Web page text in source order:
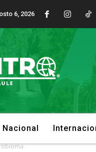
6, 2026
Nacional